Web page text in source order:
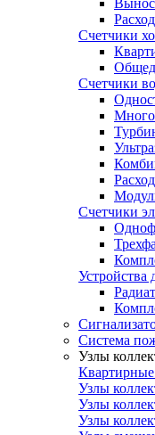
Счетчики
Счетчики
Счетчики
Устройства
Система
Узлы
Узлы
Узлы
Узлы